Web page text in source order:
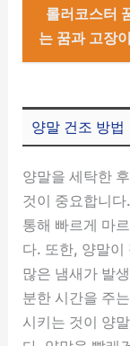
롤러코스터
는 꿈과 고장
양말 건조 방법
양말을 세탁한
것이 중요합니
통해 빠르게 마
다. 또한, 양말이
많은 냄새가 발
분한 시간을 주
시키는 것이 양